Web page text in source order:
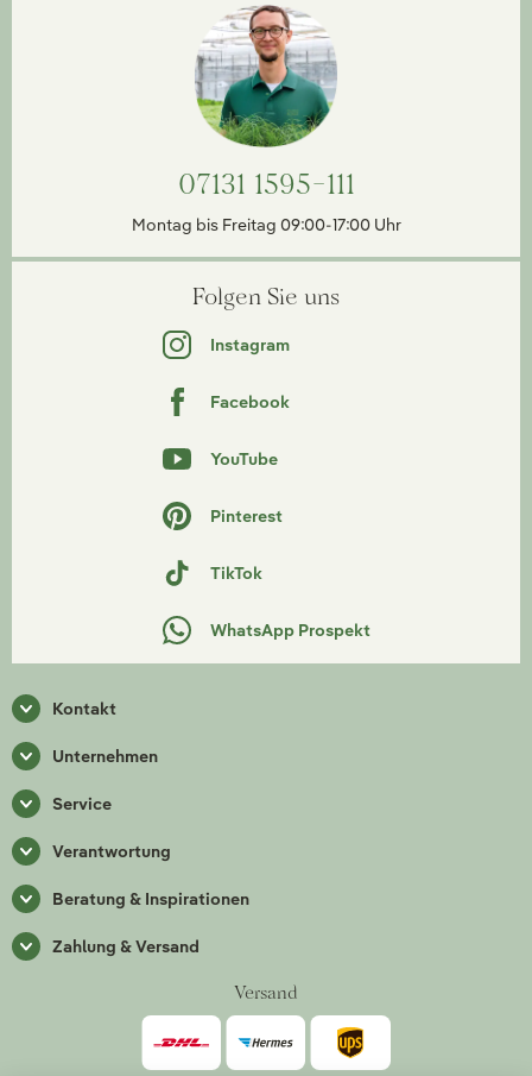
07131 1595-111
Montag bis Freitag 09:00-17:00 Uhr
Folgen Sie uns
Instagram
Facebook
YouTube
Pinterest
TikTok
WhatsApp Prospekt
Kontakt
Unternehmen
Service
Verantwortung
Beratung & Inspirationen
Zahlung & Versand
Versand